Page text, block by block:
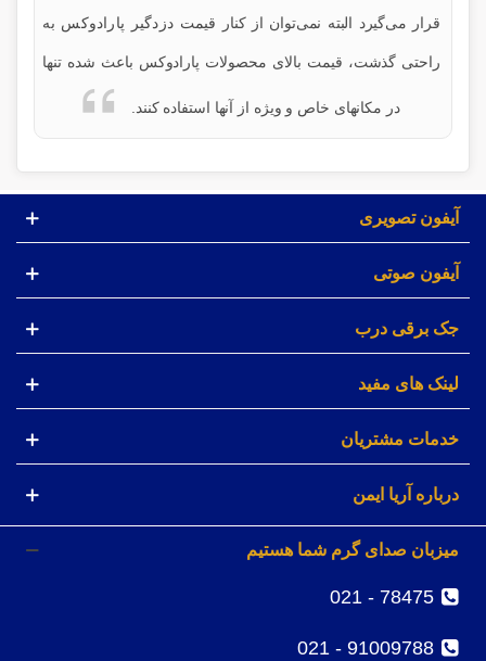
قرار می‌گیرد البته نمی‌توان از کنار قیمت دزدگیر پارادوکس به
راحتی گذشت، قیمت بالای محصولات پارادوکس باعث شده تنها
در مکانهای خاص و ویژه از آنها استفاده کنند.
آیفون تصویری
آیفون صوتی
جک برقی درب
لینک های مفید
خدمات مشتریان
درباره آریا ایمن
میزبان صدای گرم شما هستیم
78475 - 021
91009788 - 021